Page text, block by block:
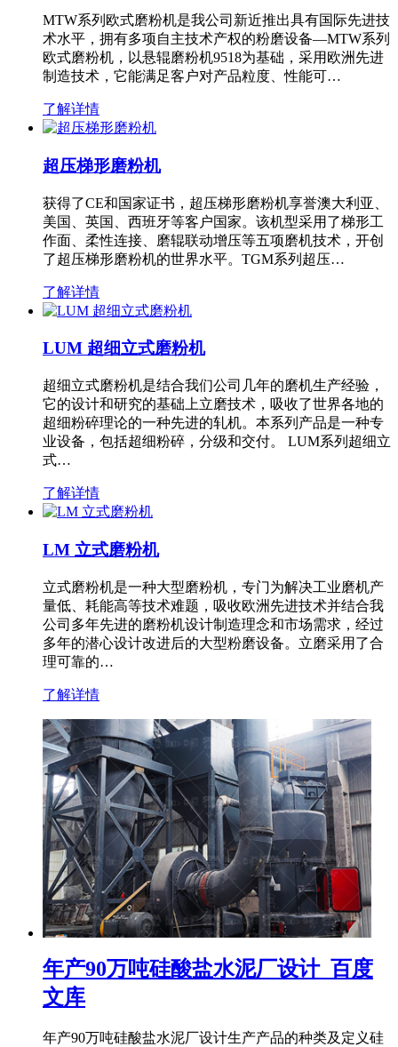
MTW系列欧式磨粉机是我公司新近推出具有国际先进技
术水平，拥有多项自主技术产权的粉磨设备—MTW系列
欧式磨粉机，以悬辊磨粉机9518为基础，采用欧洲先进
制造技术，它能满足客户对产品粒度、性能可…
了解详情
超压梯形磨粉机
获得了CE和国家证书，超压梯形磨粉机享誉澳大利亚、
美国、英国、西班牙等客户国家。该机型采用了梯形工
作面、柔性连接、磨辊联动增压等五项磨机技术，开创
了超压梯形磨粉机的世界水平。TGM系列超压…
了解详情
LUM 超细立式磨粉机
超细立式磨粉机是结合我们公司几年的磨机生产经验，
它的设计和研究的基础上立磨技术，吸收了世界各地的
超细粉碎理论的一种先进的轧机。本系列产品是一种专
业设备，包括超细粉碎，分级和交付。 LUM系列超细立
式…
了解详情
LM 立式磨粉机
立式磨粉机是一种大型磨粉机，专门为解决工业磨机产
量低、耗能高等技术难题，吸收欧洲先进技术并结合我
公司多年先进的磨粉机设计制造理念和市场需求，经过
多年的潜心设计改进后的大型粉磨设备。立磨采用了合
理可靠的…
了解详情
年产90万吨硅酸盐水泥厂设计_百度
文库
年产90万吨硅酸盐水泥厂设计生产产品的种类及定义硅